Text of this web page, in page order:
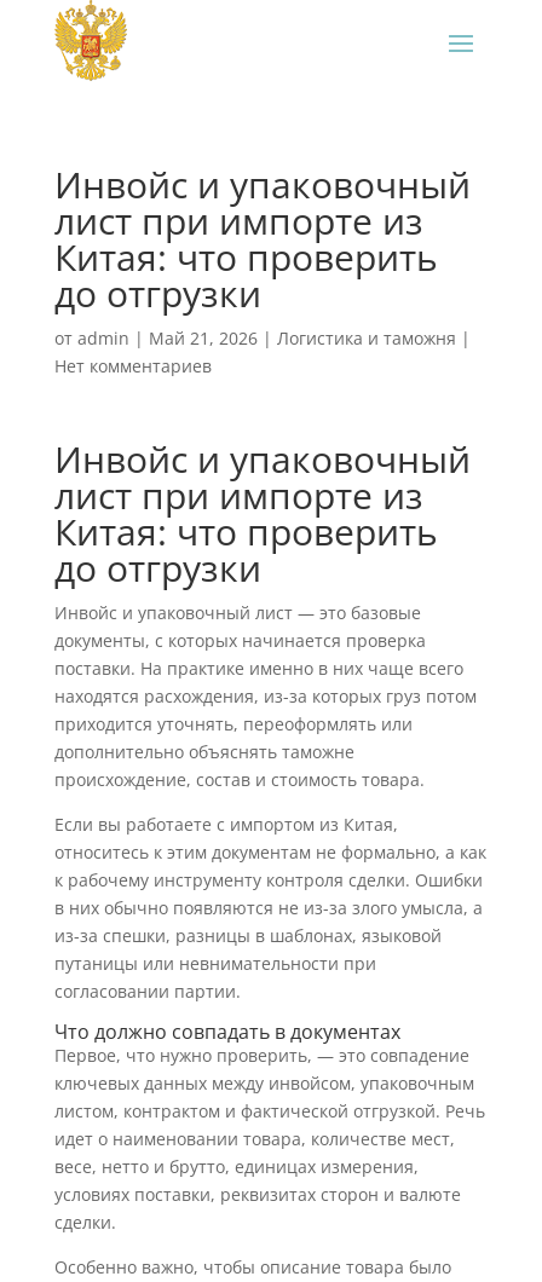
Инвойс и упаковочный
лист при импорте из
Китая: что проверить
до отгрузки
от admin | Май 21, 2026| Логистика и таможня |
Нет комментариев
Инвойс и упаковочный
лист при импорте из
Китая: что проверить
до отгрузки
Инвойс и упаковочный лист — это базовые
документы, с которых начинается проверка
поставки. На практике именно в них чаще всего
находятся расхождения, из-за которых груз потом
приходится уточнять, переоформлять или
дополнительно объяснять таможне
происхождение, состав и стоимость товара.
Если вы работаете с импортом из Китая,
относитесь к этим документам не формально, а как
к рабочему инструменту контроля сделки. Ошибки
в них обычно появляются не из-за злого умысла, а
из-за спешки, разницы в шаблонах, языковой
путаницы или невнимательности при
согласовании партии.
Что должно совпадать в документах
Первое, что нужно проверить, — это совпадение
ключевых данных между инвойсом, упаковочным
листом, контрактом и фактической отгрузкой. Речь
идет о наименовании товара, количестве мест,
весе, нетто и брутто, единицах измерения,
условиях поставки, реквизитах сторон и валюте
сделки.
Особенно важно, чтобы описание товара было